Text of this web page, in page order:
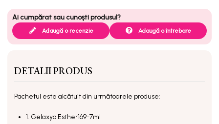
Adaugă o recenzie Adaugă o întrebare
DETALII PRODUS
Pachetul este alcătuit din următoarele produse:
1. Gelaxyo Esther169-7ml